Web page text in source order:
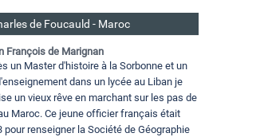
de Foucauld - Maroc
François de Marignan
un Master d'histoire à la Sorbonne et un
dans un lycée au Liban je
un vieux rêve en marchant sur les pas de
Maroc. Ce jeune officier français était
pour renseigner la Société de Géographie